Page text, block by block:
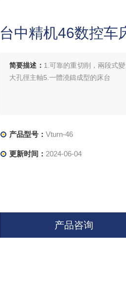
台中精机46数控车
简要描述： 1.可靠的重切削，兩段式
大孔徑主軸5.一體澆鑄成型的床台
产品型号： Vturn-46
更新时间： 2024-06-04
产品咨询